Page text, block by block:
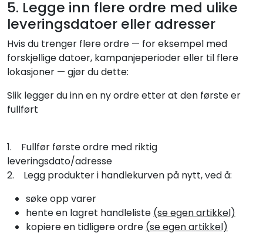
5. Legge inn flere ordre med ulike
leveringsdatoer eller adresser
Hvis du trenger flere ordre — for eksempel med
forskjellige datoer, kampanjeperioder eller til flere
lokasjoner — gjør du dette:
Slik legger du inn en ny ordre etter at den første er
fullført
1. Fullfør første ordre med riktig
leveringsdato/adresse
2. Legg produkter i handlekurven på nytt, ved å:
søke opp varer
hente en lagret handleliste (se egen artikkel)
kopiere en tidligere ordre (se egen artikkel)